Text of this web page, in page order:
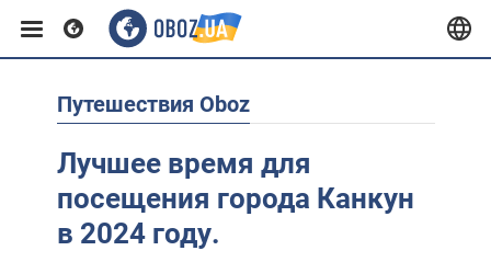
Европа
США
Путешествия Oboz
Лучшее время для
посещения города Канкун
в 2024 году.